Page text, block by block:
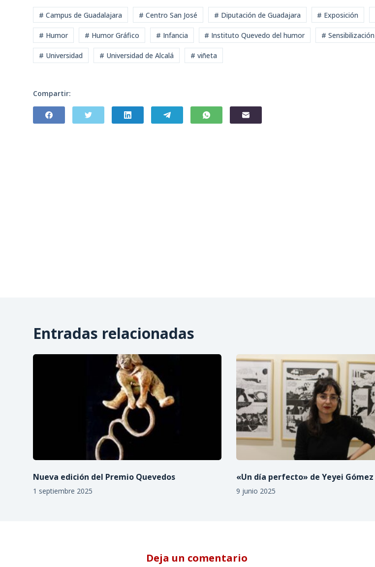
# Campus de Guadalajara # Centro San José # Diputación de Guadajara # Exposición
# Humor # Humor Gráfico # Infancia # Instituto Quevedo del humor # Sensibilización
# Universidad # Universidad de Alcalá # viñeta
Compartir:
Entradas relacionadas
Nueva edición del Premio Quevedos
1 septiembre 2025
«Un día perfecto» de Yeyei Gómez
9 junio 2025
Deja un comentario